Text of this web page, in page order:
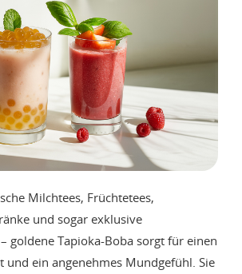
Milchtees, Früchtetees,
und sogar exklusive
goldene Tapioka-Boba sorgt für einen
und ein angenehmes Mundgefühl. Sie